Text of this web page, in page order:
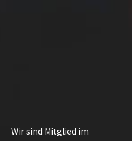
Wir sind Mitglied im